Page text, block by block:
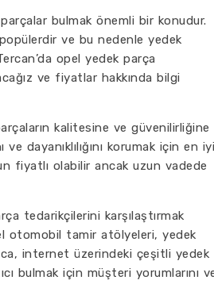
bulmak önemli bir konudur.
ve bu nedenle yedek
opel yedek parça
ve fiyatlar hakkında bilgi
kalitesine ve güvenilirliğine
dayanıklılığını korumak için en iyi
fiyatlı olabilir ancak uzun vadede
tedarikçilerini karşılaştırmak
otomobil tamir atölyeleri, yedek
internet üzerindeki çeşitli yedek
bulmak için müşteri yorumlarını